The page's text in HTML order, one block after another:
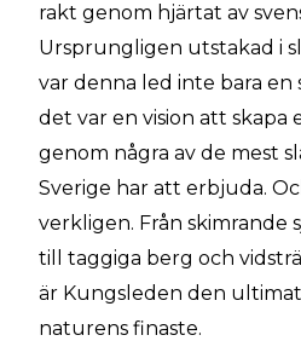
rakt genom hjärtat av
Ursprungligen utstakad i
var denna led inte bara
det var en vision att skapa
genom några av de mest
Sverige har att erbjuda.
verkligen. Från skimrande
till taggiga berg och
är Kungsleden den
naturens finaste.